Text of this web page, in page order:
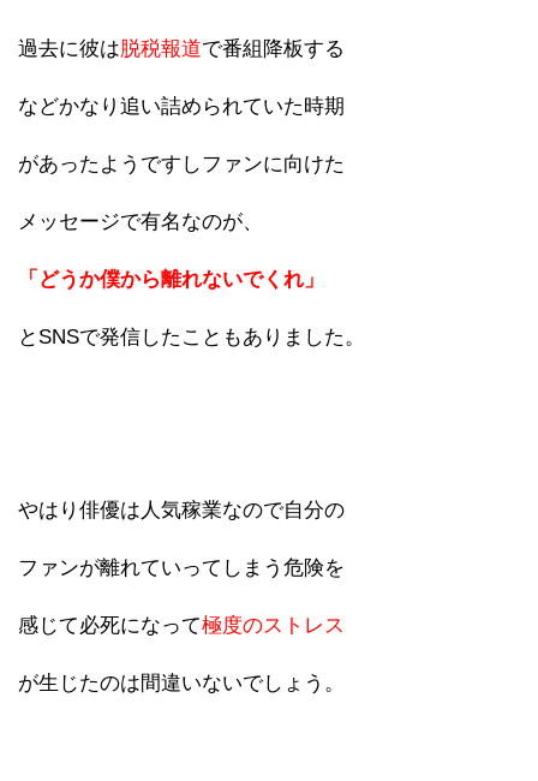
過去に彼は脱税報道で番組降板する
などかなり追い詰められていた時期
があったようですしファンに向けた
メッセージで有名なのが、
「どうか僕から離れないでくれ」
とSNSで発信したこともありました。
やはり俳優は人気稼業なので自分の
ファンが離れていってしまう危険を
感じて必死になって極度のストレス
が生じたのは間違いないでしょう。